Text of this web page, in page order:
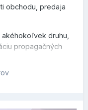
obchodu, predaja
druhu,
propagačných
cestovaniu či